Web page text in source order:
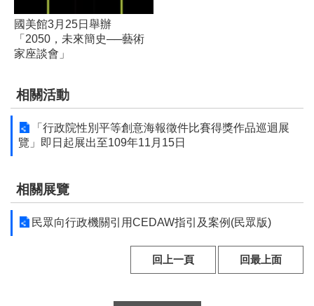
服
務
箱
雙
語
詞
新
聞
稿
國美館3月25日舉辦
「2050，未來簡史──藝術
家座談會」
相關活動
「行政院性別平等創意海報徵件比賽得獎作品巡迴展
覽」即日起展出至109年11月15日
相關展覽
民眾向行政機關引用CEDAW指引及案例(民眾版)
回上一頁 回最上面